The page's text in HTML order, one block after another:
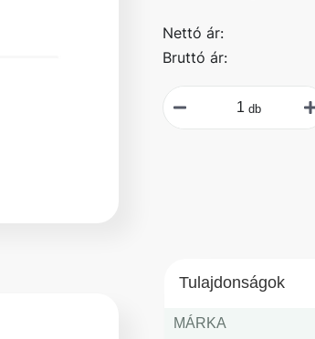
Nettó ár:
Bruttó ár:
db
Tulajdonságok
MÁRKA